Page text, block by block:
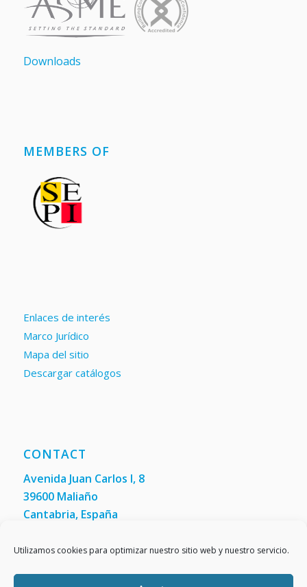
Utilizamos cookies para optimizar nuestro sitio web y nuestro servicio.
Downloads
MEMBERS OF
Enlaces de interés
Marco Jurídico
Mapa del sitio
Descargar catálogos
CONTACT
Avenida Juan Carlos I, 8
39600 Maliaño
Cantabria, España
Fax:(+34) 942 200 148